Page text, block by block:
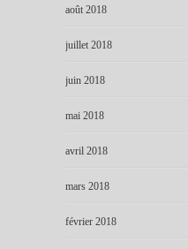
août 2018
juillet 2018
juin 2018
mai 2018
avril 2018
mars 2018
février 2018